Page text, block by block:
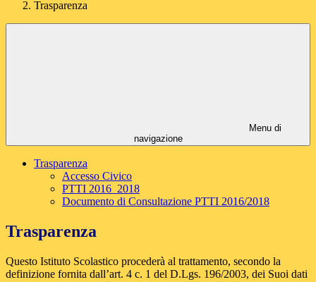
Trasparenza
Menu di
navigazione
Trasparenza
Accesso Civico
PTTI 2016_2018
Documento di Consultazione PTTI 2016/2018
Trasparenza
Questo Istituto Scolastico procederà al trattamento, secondo la
definizione fornita dall’art. 4 c. 1 del D.Lgs. 196/2003, dei Suoi dati